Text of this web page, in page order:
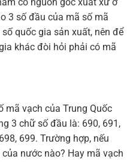
3 số đầu của mã số mã
quốc gia sản xuất, nên để
khác đòi hỏi phải có mã
mã vạch của Trung Quốc
3 chữ số đầu là: 690, 691,
699. Trường hợp, nếu
nước nào? Hay mã vạch